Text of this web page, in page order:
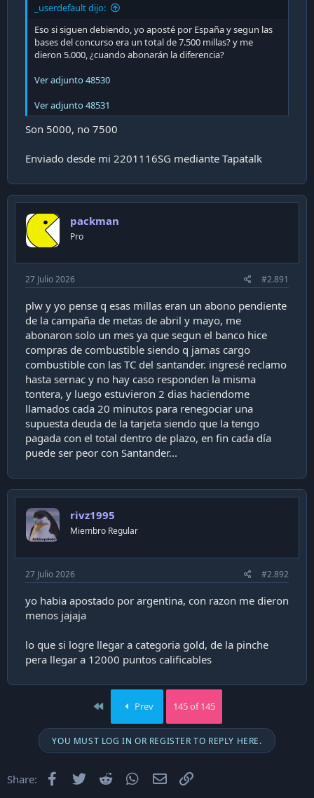
_userdefault dijo:
Eso si siguen debiendo, yo aposté por España y segun las
bases del concurso era un total de 7.500 millas? y me
dieron 5.000, ¿cuando abonarán la diferencia?
Ver adjunto 48530
Ver adjunto 48531
Son 5000, no 7500
Enviado desde mi 2201116SG mediante Tapatalk
packman
Pro
27 Julio 2026 #2.891
plw y yo pense q esas millas eran un abono pendiente
de la campaña de metas de abril y mayo, me
abonaron solo un mes ya que segun el banco hice
compras de combustible siendo q jamas cargo
combustible con las TC del santander. ingresé reclamo
hasta sernac y no hay caso responden la misma
tontera, y luego estuvieron 2 dias haciendome
llamados cada 20 minutos para renegociar una
supuesta deuda de la tarjeta siendo que la tengo
pagada con el total dentro de plazo, en fin cada día
puede ser peor con Santander...
rivz1995
Miembro Regular
27 Julio 2026 #2.892
yo habia apostado por argentina, con razon me dieron
menos jajaja
lo que si logre llegar a categoria gold, de la pinche
pera llegar a 12000 puntos calificables
First Prev 145 of 145
YOU MUST LOG IN OR REGISTER TO REPLY HERE.
Share: Facebook
Twitter Reddit WhatsApp
Email